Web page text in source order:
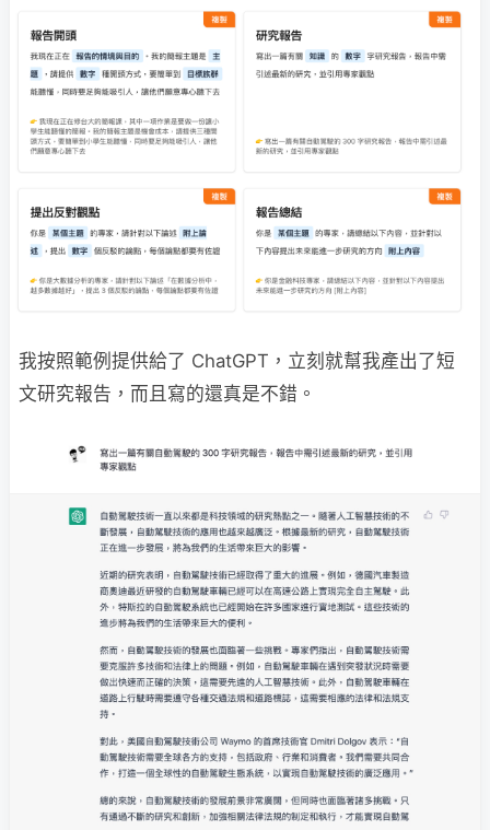
我按照範例提供給了 ChatGPT，立刻就幫我產出了短
文研究報告，而且寫的還真是不錯。